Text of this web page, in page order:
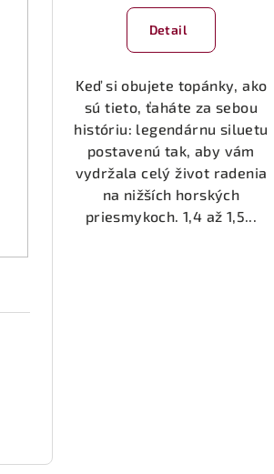
Detail
Keď si obujete topánky, ako
sú tieto, ťaháte za sebou
históriu: legendárnu siluetu
postavenú tak, aby vám
vydržala celý život radenia
na nižších horských
priesmykoch. 1,4 až 1,5...